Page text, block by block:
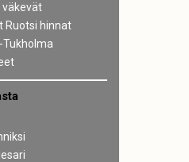
väkevät
Ruotsi hinnat
Tukholma